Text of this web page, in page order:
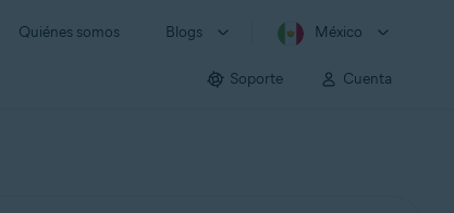
Quiénes somos Blogs México
Soporte Cuenta